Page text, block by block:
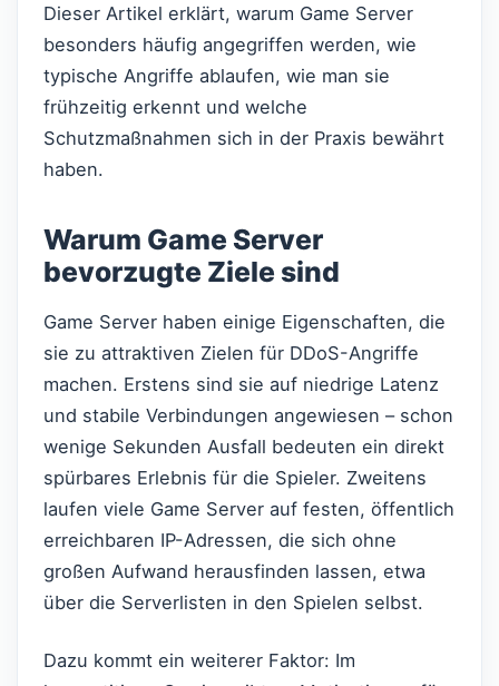
Dieser Artikel erklärt, warum Game Server
besonders häufig angegriffen werden, wie
typische Angriffe ablaufen, wie man sie
frühzeitig erkennt und welche
Schutzmaßnahmen sich in der Praxis bewährt
haben.
Warum Game Server
bevorzugte Ziele sind
Game Server haben einige Eigenschaften, die
sie zu attraktiven Zielen für DDoS-Angriffe
machen. Erstens sind sie auf niedrige Latenz
und stabile Verbindungen angewiesen – schon
wenige Sekunden Ausfall bedeuten ein direkt
spürbares Erlebnis für die Spieler. Zweitens
laufen viele Game Server auf festen, öffentlich
erreichbaren IP-Adressen, die sich ohne
großen Aufwand herausfinden lassen, etwa
über die Serverlisten in den Spielen selbst.
Dazu kommt ein weiterer Faktor: Im